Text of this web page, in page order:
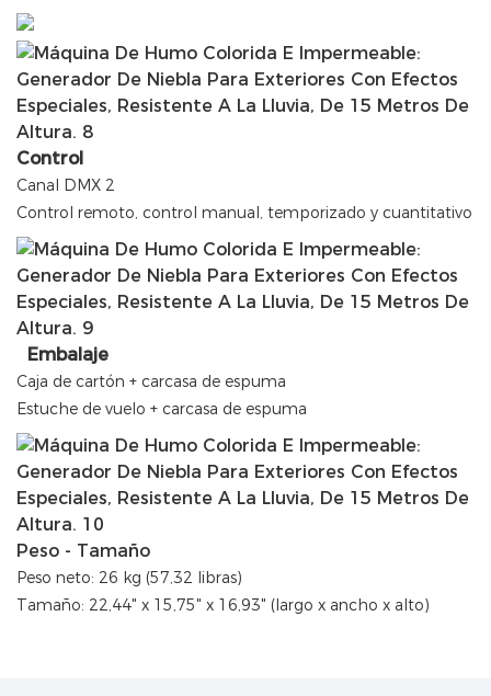
Control
Canal DMX 2
Control remoto, control manual, temporizado y cuantitativo
Embalaje
Caja de cartón + carcasa de espuma
Estuche de vuelo + carcasa de espuma
Peso - Tamaño
Peso neto: 26 kg (57,32 libras)
Tamaño: 22,44" x 15,75" x 16,93" (largo x ancho x alto)